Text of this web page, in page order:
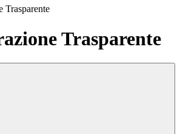
Trasparente
Trasparente